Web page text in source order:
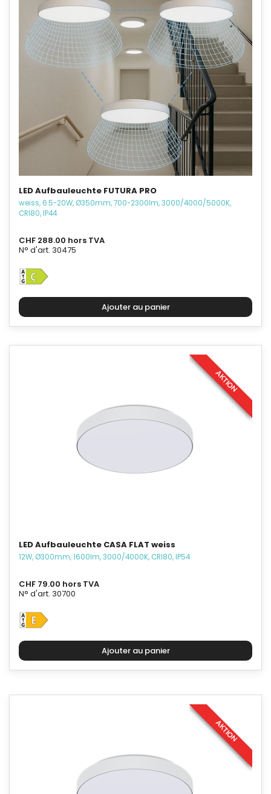
LED Aufbauleuchte FUTURA PRO
weiss, 6.5-20W, Ø350mm, 700-2300lm, 3000/4000/5000K,
CRI80, IP44
CHF 288.00 hors TVA
N° d'art. 30475
AKTION
LED Aufbauleuchte CASA FLAT weiss
12W, Ø300mm, 1600lm, 3000/4000K, CRI80, IP54
CHF 79.00 hors TVA
N° d'art. 30700
AKTION